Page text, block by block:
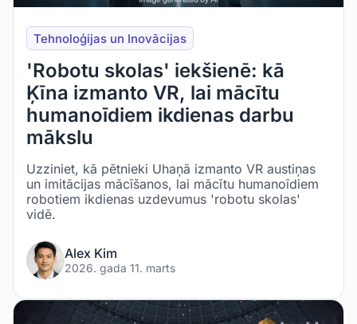
Tehnoloģijas un Inovācijas
'Robotu skolas' iekšienē: kā
Ķīna izmanto VR, lai mācītu
humanoīdiem ikdienas darbu
mākslu
Uzziniet, kā pētnieki Uhaņā izmanto VR austiņas
un imitācijas mācīšanos, lai mācītu humanoīdiem
robotiem ikdienas uzdevumus 'robotu skolas'
vidē.
Alex Kim
2026. gada 11. marts